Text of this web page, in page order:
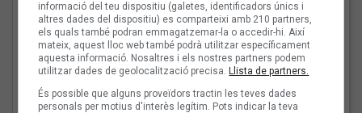
Les Cruet: «Als primers
discos sentia
moltíssima ràbia, però
pau»
informació del teu dispositiu (galetes, identificadors únics i
altres dades del dispositiu) es comparteixi amb 210 partners,
els quals també podran emmagatzemar-la o accedir-hi. Així
mateix, aquest lloc web també podrà utilitzar específicament
aquesta informació. Nosaltres i els nostres partners podem
utilitzar dades de geolocalització precisa. Llista de partners.
És possible que alguns proveïdors tractin les teves dades
personals per motius d'interès legítim. Pots indicar la teva